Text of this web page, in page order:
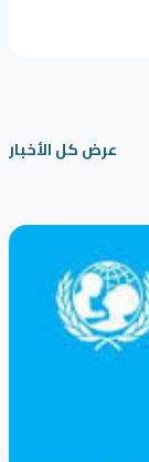
عرض كل الأخبار